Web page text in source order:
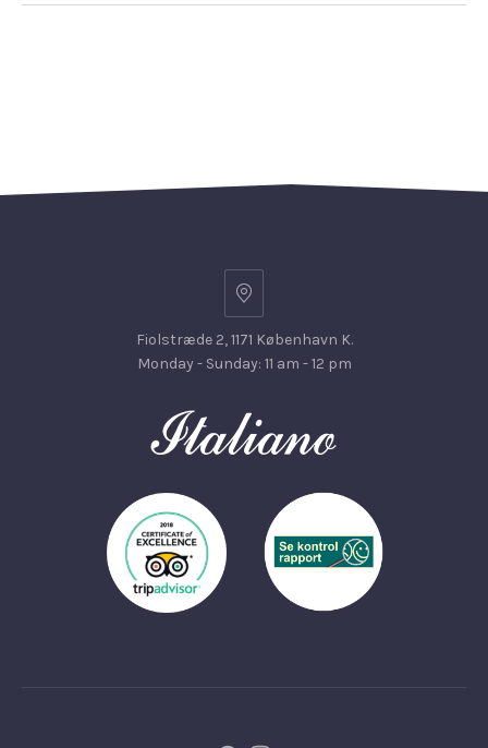
Fiolstræde 2, 1171 København K.
Monday - Sunday: 11 am - 12 pm